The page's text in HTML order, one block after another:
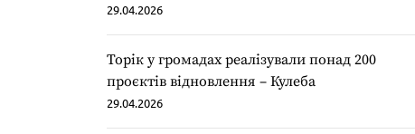
29.04.2026
Торік у громадах реалізували понад 200
проєктів відновлення – Кулеба
29.04.2026